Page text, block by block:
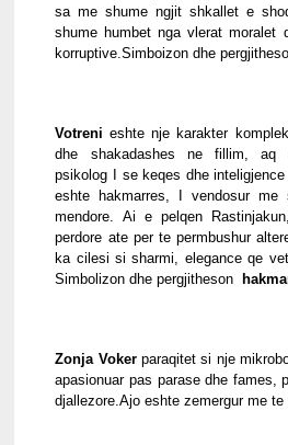
sa me shume ngjit shkallet e
shume humbet nga vlerat moralet
korruptive.Simboizon dhe
Votreni eshte nje karakter
dhe shakadashes ne fillim, aq
psikolog I se keqes dhe
eshte hakmarres, I vendosur
mendore. Ai e pelqen
perdore ate per te permbushur
ka cilesi si sharmi, elegance qe
Simbolizon dhe pergjitheson
Zonja Voker paraqitet si nje
apasionuar pas parase dhe fames,
djallezore.Ajo eshte zemergur me te